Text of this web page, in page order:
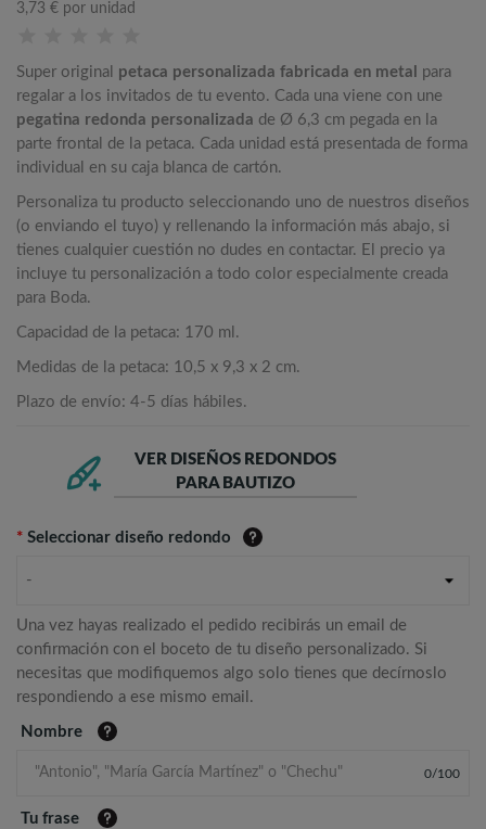
3,73 € por unidad
Super original petaca personalizada fabricada en metal
para
regalar a los invitados de tu evento. Cada una viene con une
pegatina redonda personalizada de Ø 6,3 cm pegada en la
parte frontal de la petaca. Cada unidad está presentada de forma
individual en su caja blanca de cartón.
Personaliza tu producto seleccionando uno de nuestros diseños
(o enviando el tuyo) y rellenando la información más abajo, si
tienes cualquier cuestión no dudes en contactar. El precio ya
incluye tu personalización a todo color especialmente creada
para Boda.
Capacidad de la petaca: 170 ml.
Medidas de la petaca: 10,5 x 9,3 x 2 cm.
Plazo de envío: 4-5 días hábiles.
VER DISEÑOS REDONDOS
PARA BAUTIZO
* Seleccionar diseño redondo
-
Una vez hayas realizado el pedido recibirás un email de
confirmación con el boceto de tu diseño personalizado. Si
necesitas que modifiquemos algo solo tienes que decírnoslo
respondiendo a ese mismo email.
Nombre
0/100
Tu frase